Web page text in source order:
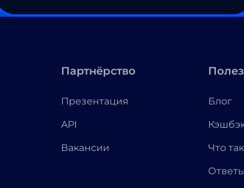
Партнёрство
Презентация
API
Вакансии
Блог
Что